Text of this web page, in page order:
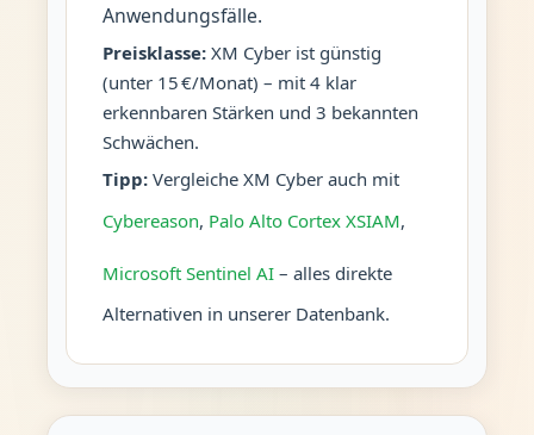
Anwendungsfälle.
Preisklasse:XM Cyber ist günstig
(unter 15 €/Monat) – mit 4 klar
erkennbaren Stärken und 3 bekannten
Schwächen.
Tipp:Vergleiche XM Cyber auch mit
Cybereason, Palo Alto Cortex XSIAM,
Microsoft Sentinel AI– alles direkte
Alternativen in unserer Datenbank.